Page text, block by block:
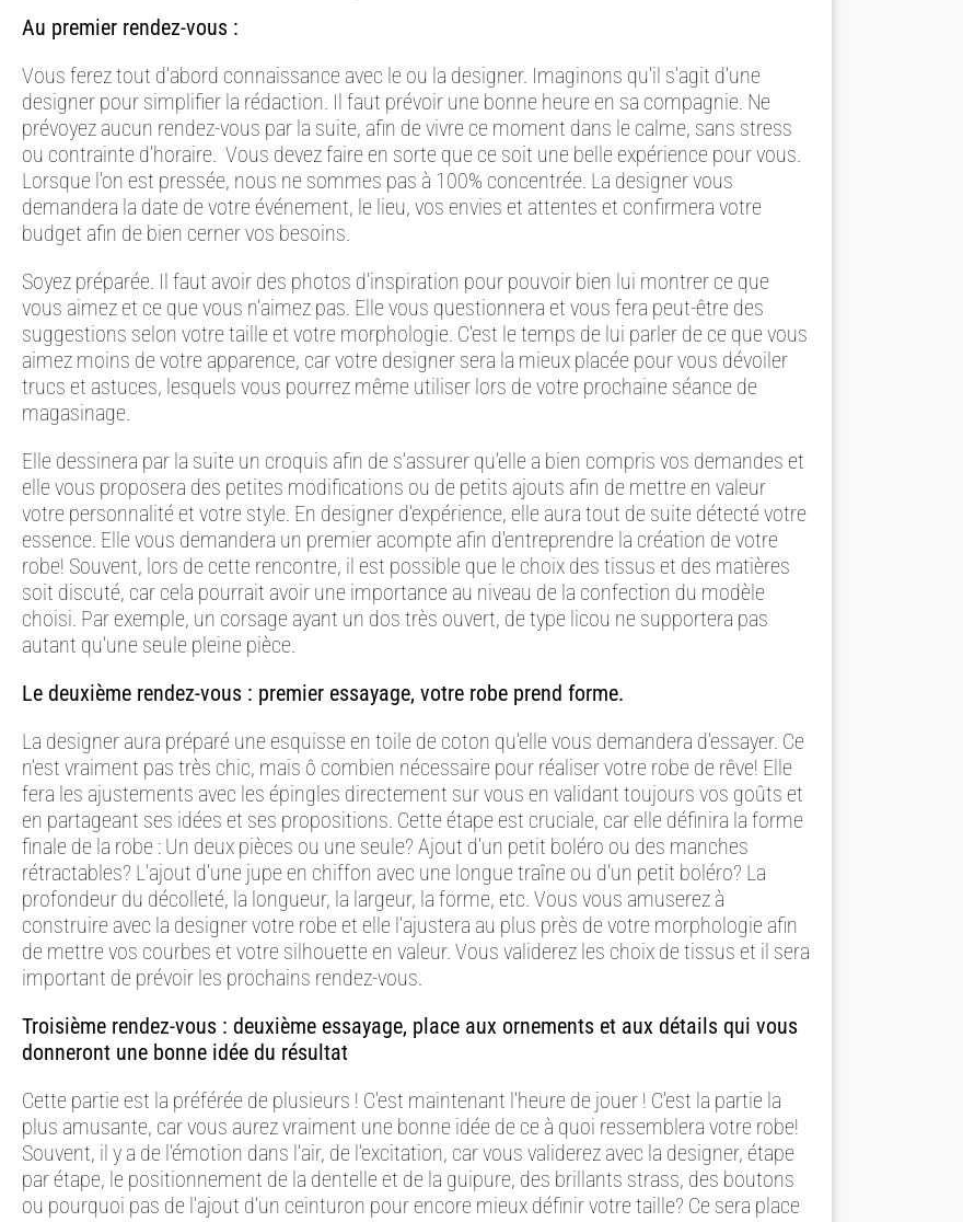
Au premier rendez-vous :
Vous ferez tout d’abord connaissance avec le ou la designer. Imaginons qu’il s’agit d’une
designer pour simplifier la rédaction. Il faut prévoir une bonne heure en sa compagnie. Ne
prévoyez aucun rendez-vous par la suite, afin de vivre ce moment dans le calme, sans stress
ou contrainte d’horaire. Vous devez faire en sorte que ce soit une belle expérience pour vous.
Lorsque l’on est pressée, nous ne sommes pas à 100% concentrée. La designer vous
demandera la date de votre événement, le lieu, vos envies et attentes et confirmera votre
budget afin de bien cerner vos besoins.
Soyez préparée. Il faut avoir des photos d’inspiration pour pouvoir bien lui montrer ce que
vous aimez et ce que vous n’aimez pas. Elle vous questionnera et vous fera peut-être des
suggestions selon votre taille et votre morphologie. C’est le temps de lui parler de ce que vous
aimez moins de votre apparence, car votre designer sera la mieux placée pour vous dévoiler
trucs et astuces, lesquels vous pourrez même utiliser lors de votre prochaine séance de
magasinage.
Elle dessinera par la suite un croquis afin de s’assurer qu’elle a bien compris vos demandes et
elle vous proposera des petites modifications ou de petits ajouts afin de mettre en valeur
votre personnalité et votre style. En designer d’expérience, elle aura tout de suite détecté votre
essence. Elle vous demandera un premier acompte afin d’entreprendre la création de votre
robe! Souvent, lors de cette rencontre, il est possible que le choix des tissus et des matières
soit discuté, car cela pourrait avoir une importance au niveau de la confection du modèle
choisi. Par exemple, un corsage ayant un dos très ouvert, de type licou ne supportera pas
autant qu’une seule pleine pièce.
Le deuxième rendez-vous : premier essayage, votre robe prend forme.
La designer aura préparé une esquisse en toile de coton qu’elle vous demandera d’essayer. Ce
n’est vraiment pas très chic, mais ô combien nécessaire pour réaliser votre robe de rêve! Elle
fera les ajustements avec les épingles directement sur vous en validant toujours vos goûts et
en partageant ses idées et ses propositions. Cette étape est cruciale, car elle définira la forme
finale de la robe : Un deux pièces ou une seule? Ajout d’un petit boléro ou des manches
rétractables? L’ajout d’une jupe en chiffon avec une longue traîne ou d’un petit boléro? La
profondeur du décolleté, la longueur, la largeur, la forme, etc. Vous vous amuserez à
construire avec la designer votre robe et elle l’ajustera au plus près de votre morphologie afin
de mettre vos courbes et votre silhouette en valeur. Vous validerez les choix de tissus et il sera
important de prévoir les prochains rendez-vous.
Troisième rendez-vous : deuxième essayage, place aux ornements et aux détails qui vous
donneront une bonne idée du résultat
Cette partie est la préférée de plusieurs ! C’est maintenant l’heure de jouer ! C’est la partie la
plus amusante, car vous aurez vraiment une bonne idée de ce à quoi ressemblera votre robe!
Souvent, il y a de l’émotion dans l’air, de l’excitation, car vous validerez avec la designer, étape
par étape, le positionnement de la dentelle et de la guipure, des brillants strass, des boutons
ou pourquoi pas de l’ajout d’un ceinturon pour encore mieux définir votre taille? Ce sera place